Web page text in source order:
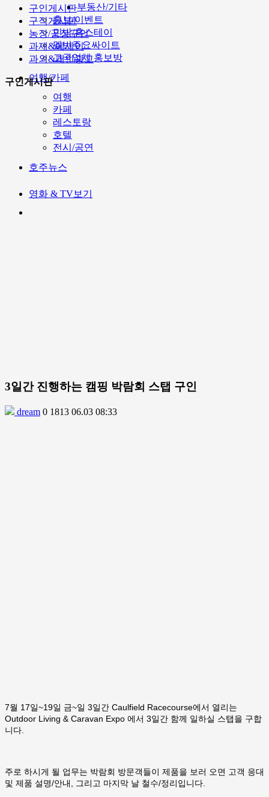
부동산/기타
홍보/이벤트
민박/홈스테이
멜번주요싸이트
고국업체 홍보방
여행/카페
여행
카페
레스토랑
호텔
전시/공연
호주뉴스
영화 & TV보기
구인게시판
구직게시판
농장/공장구인
과제&에세이
과외&개인광고
구인게시판
3일간 진행하는 캠핑 박람회 스탭 구인
dream 0 1813 06.03 08:33
7월 17일~19일 금~일 3일간 Caulfield Racecourse에서 열리는
Outdoor Living & Caravan Expo 에서 3일간 함께 일하실 스탭을 구합
니다.
주로 하시게 될 업무는 박람회 방문객들이 제품을 보러 오면 고객 응대
및 제품 설명/안내, 그리고 마지막 날 철수/정리입니다.